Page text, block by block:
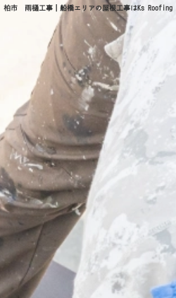
柏市 雨樋工事｜船橋エリアの屋根工事はKs Roofing
㈱KS
ホーム
当社について
会社概要
当社の強み